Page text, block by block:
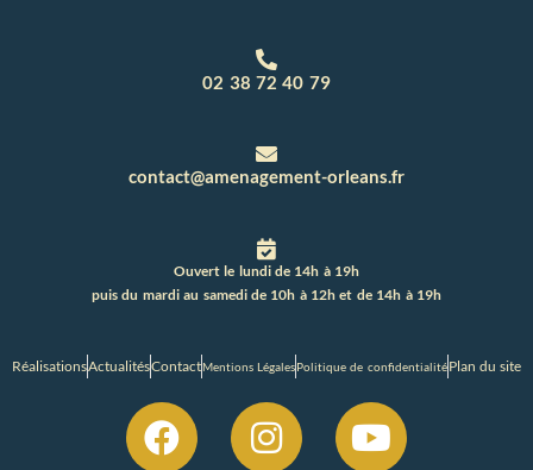
02 38 72 40 79
contact@amenagement-orleans.fr
Ouvert le lundi de 14h à 19h
puis du mardi au samedi de 10h à 12h et de 14h à 19h
RéalisationsActualitésContactMentions LégalesPolitique de confidentialitéPlan du site